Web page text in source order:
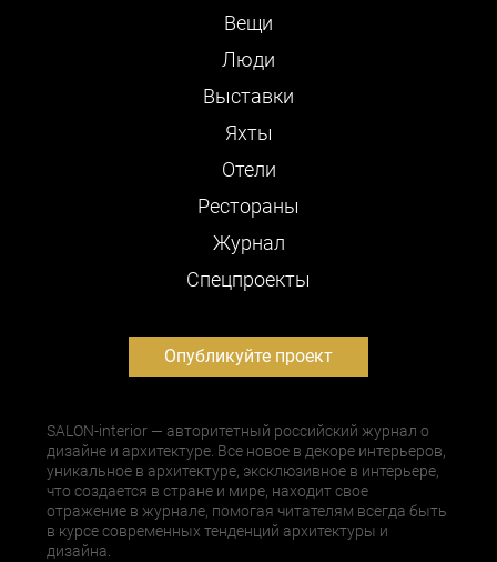
Вещи
Люди
Выставки
Яхты
Отели
Рестораны
Журнал
Cпецпроекты
Опубликуйте проект
SALON-interior — авторитетный российский журнал о
дизайне и архитектуре. Все новое в декоре интерьеров,
уникальное в архитектуре, эксклюзивное в интерьере,
что создается в стране и мире, находит свое
отражение в журнале, помогая читателям всегда быть
в курсе современных тенденций архитектуры и
дизайна.